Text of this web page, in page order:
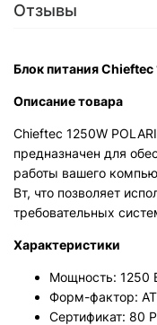
Отзывы
Блок питания
Описание товара
Chieftec 1250W
предназначен для
работы вашего
Вт, что позволяет
требовательных
Характеристики
Мощность: 1250
Форм-фактор:
Сертификат: 80